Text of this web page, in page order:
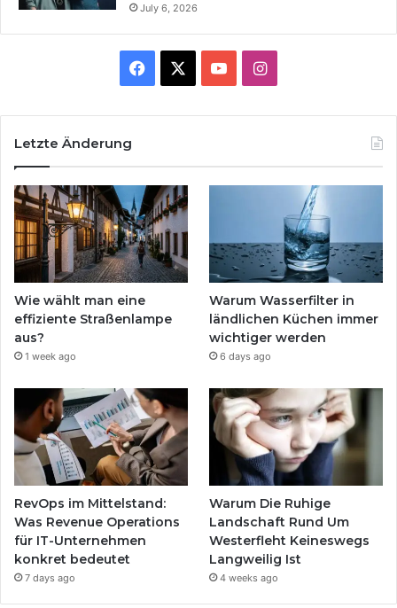
July 6, 2026
Facebook YouTubeInstagram
Letzte Änderung
Wie wählt man eine
effiziente Straßenlampe
aus?
1 week ago
Warum Wasserfilter in
ländlichen Küchen immer
wichtiger werden
6 days ago
RevOps im Mittelstand:
Was Revenue Operations
für IT-Unternehmen
konkret bedeutet
7 days ago
Warum Die Ruhige
Landschaft Rund Um
Westerfleht Keineswegs
Langweilig Ist
4 weeks ago